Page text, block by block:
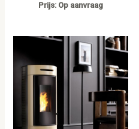
Prijs: Op aanvraag